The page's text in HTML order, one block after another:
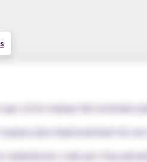
cette marque fait entendre
plus impressionnant les uns
audacieuses, mais pas trop